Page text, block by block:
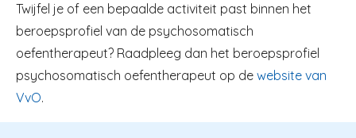
Twijfel je of een bepaalde activiteit past binnen het
beroepsprofiel van de psychosomatisch
oefentherapeut? Raadpleeg dan het beroepsprofiel
psychosomatisch oefentherapeut op de website van
VvO.